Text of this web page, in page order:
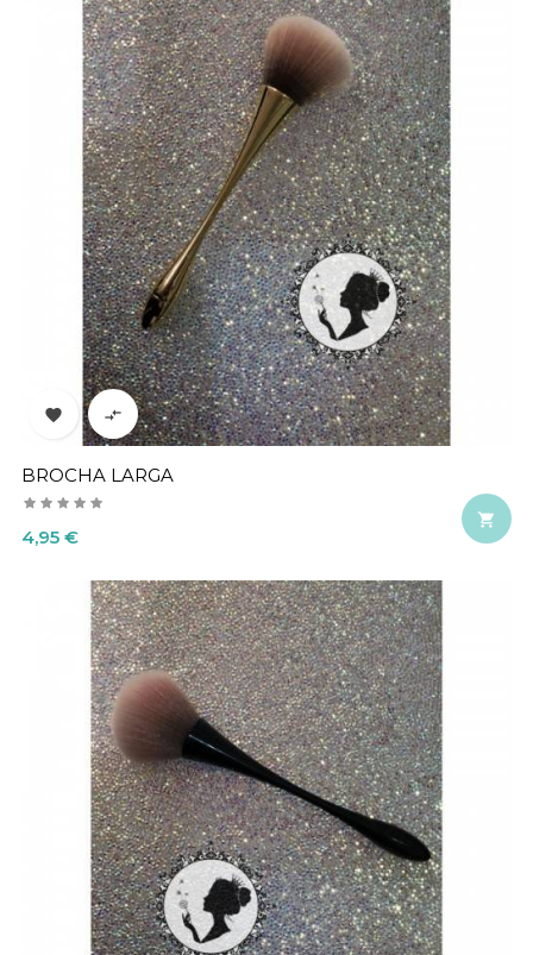
 
BROCHA LARGA
Precio
4,95 €
